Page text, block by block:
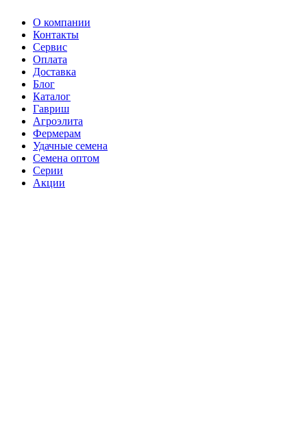
О компании
Контакты
Сервис
Оплата
Доставка
Блог
Каталог
Гавриш
Агроэлита
Фермерам
Удачные семена
Семена оптом
Серии
Акции